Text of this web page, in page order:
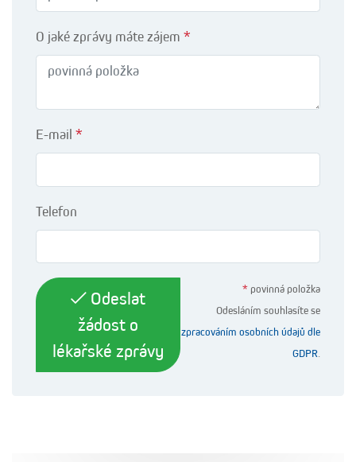
O jaké zprávy máte zájem *
E-mail *
Telefon
Odeslat
žádost o
lékařské zprávy
* povinná položka
Odesláním souhlasíte se
zpracováním osobních údajů dle
GDPR